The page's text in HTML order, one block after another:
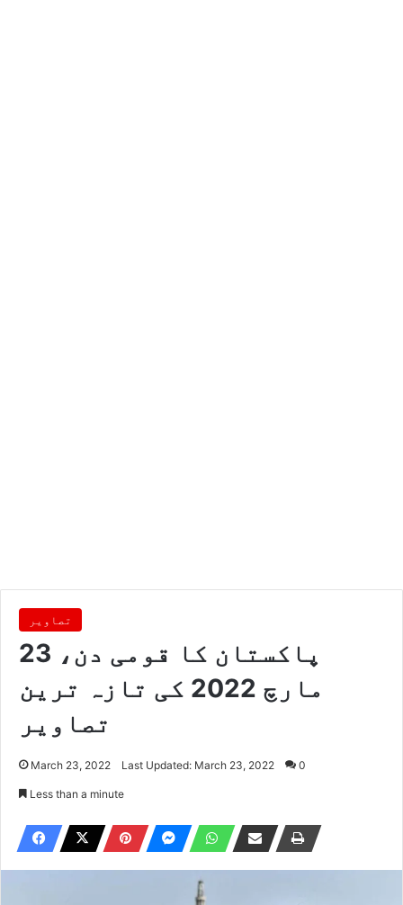
تصاویر
پاکستان کا قومی دن، 23
مارچ 2022 کی تازہ ترین
تصاویر
March 23, 2022 Last Updated: March 23, 2022 0
Less than a minute